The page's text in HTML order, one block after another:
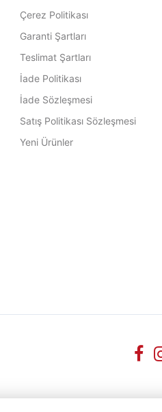
Çerez Politikası
Garanti Şartları
Teslimat Şartları
İade Politikası
İade Sözleşmesi
Satış Politikası Sözleşmesi
Yeni Ürünler